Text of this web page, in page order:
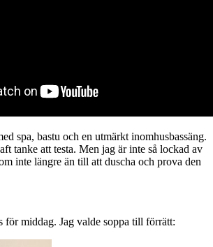
spa, bastu och en utmärkt inomhusbassäng.
tanke att testa. Men jag är inte så lockad av
inte längre än till att duscha och prova den
för middag. Jag valde soppa till förrätt: